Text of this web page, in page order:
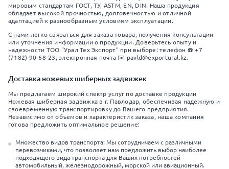
мировым стандартам ГОСТ, ТУ, ASTM, EN, DIN. Наша продукция
обладает высокой прочностью, долговечностью и отличной
адаптацией к разнообразным условиям эксплуатации.
С нами легко связаться для заказа товара, получения консультации
или уточнения информации о продукции. Доверьтесь опыту и
надежности ТОО "Урал Тех Экспорт" при выборе: телефон ☎️ +7
(7182) 90-68-23, электронная почта ✉️ pavld@exportural.kz.
Доставка ножевых шиберных задвижек
Мы предлагаем широкий спектр услуг по доставке продукции
Ножевая шиберная задвижка в г. Павлодар, обеспечивая надежную и
своевременную транспортировку до Вашего предприятия.
Независимо от объемов и характеристик заказа, наша компания
готова предложить оптимальное решение:
Множество видов транспорта: Мы сотрудничаем с различными
перевозчиками, что позволяет нам предложить выбор наиболее
подходящего вида транспорта для Ваших потребностей -
автомобильный, железнодорожный, морской или авиационный.